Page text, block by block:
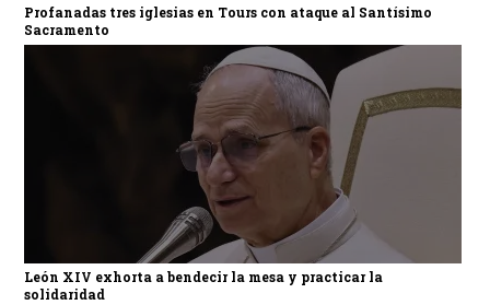
Profanadas tres iglesias en Tours con ataque al Santísimo
Sacramento
León XIV exhorta a bendecir la mesa y practicar la
solidaridad